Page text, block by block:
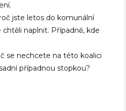
jste letos do komunální
naplnit. Případně, kde
se nechcete na této koalici
případnou stopkou?